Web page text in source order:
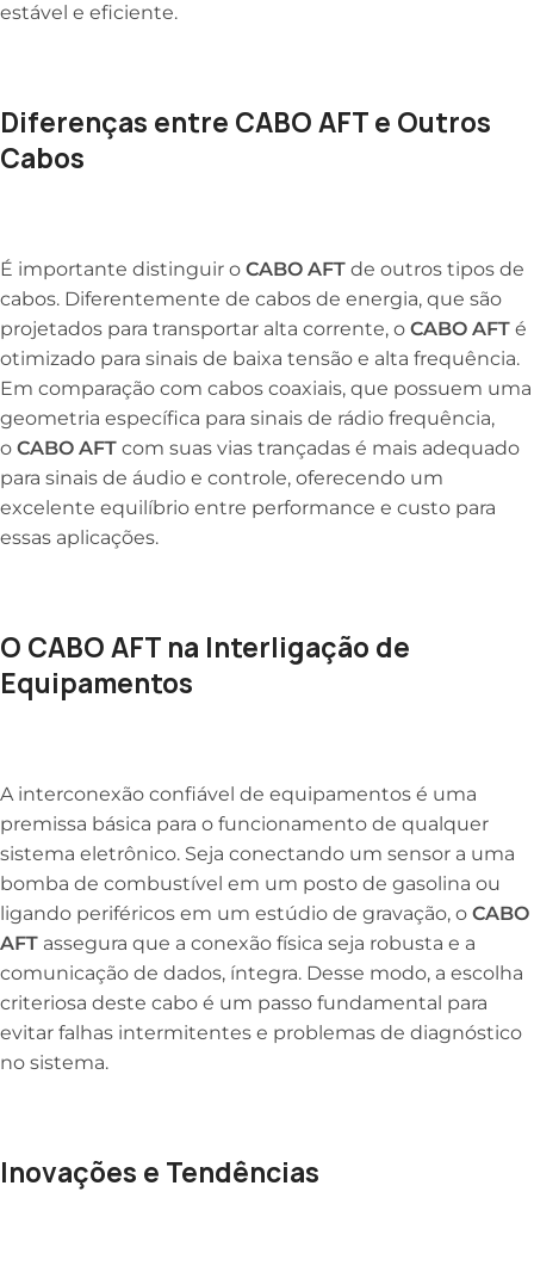
estável e eficiente.
Diferenças entre CABO AFT e Outros
Cabos
É importante distinguir o CABO AFT de outros tipos de
cabos. Diferentemente de cabos de energia, que são
projetados para transportar alta corrente, o CABO AFT é
otimizado para sinais de baixa tensão e alta frequência.
Em comparação com cabos coaxiais, que possuem uma
geometria específica para sinais de rádio frequência,
o CABO AFT com suas vias trançadas é mais adequado
para sinais de áudio e controle, oferecendo um
excelente equilíbrio entre performance e custo para
essas aplicações.
O CABO AFT na Interligação de
Equipamentos
A interconexão confiável de equipamentos é uma
premissa básica para o funcionamento de qualquer
sistema eletrônico. Seja conectando um sensor a uma
bomba de combustível em um posto de gasolina ou
ligando periféricos em um estúdio de gravação, o CABO
AFT assegura que a conexão física seja robusta e a
comunicação de dados, íntegra. Desse modo, a escolha
criteriosa deste cabo é um passo fundamental para
evitar falhas intermitentes e problemas de diagnóstico
no sistema.
Inovações e Tendências